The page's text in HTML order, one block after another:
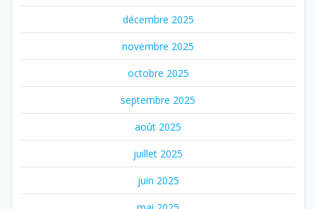
décembre 2025
novembre 2025
octobre 2025
septembre 2025
août 2025
juillet 2025
juin 2025